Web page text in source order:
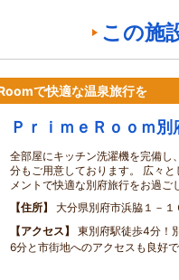
この施
で快適な温泉旅行を
ＰｒｉｍｅＲｏｏｍ
全部屋にキッチン洗濯機を完備し
分もご用意しております。 広々
メントで快適な別府旅行をお過ご
住所
大分県別府市浜脇１－１
アクセス
東別府駅徒歩4分！
6分と市街地へのアクセスも良好